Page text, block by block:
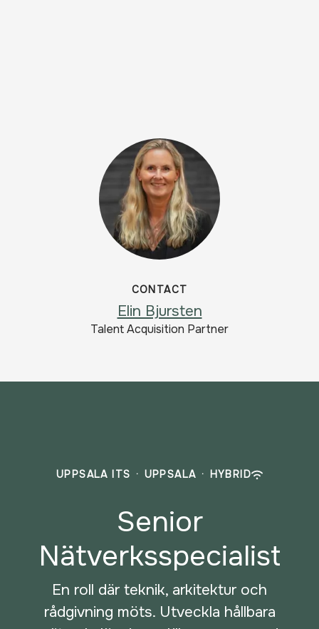
CONTACT
Elin Bjursten
Talent Acquisition Partner
UPPSALA ITS · UPPSALA · HYBRID
Senior
Nätverksspecialist
En roll där teknik, arkitektur och
rådgivning möts. Utveckla hållbara